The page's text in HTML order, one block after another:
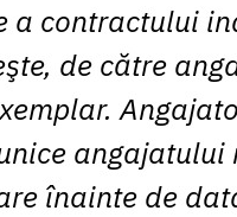
a contractului
de către
înainte de